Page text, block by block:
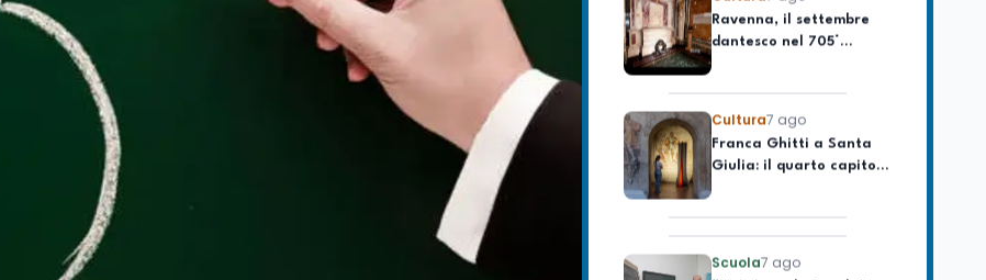
longevo dell’Italia
repubblicana
dantesco nel 705°
anniversario della morte
Franca Ghitti a Santa
Giulia: il quarto capitolo
dei Palcoscenici
“Noi siamo le Scuole”: